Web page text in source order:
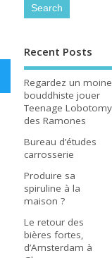
Recent Posts
Regardez un moine
bouddhiste jouer
Teenage Lobotomy
des Ramones
Bureau d’études
carrosserie
Produire sa
spiruline à la
maison ?
Le retour des
bières fortes,
d’Amsterdam à